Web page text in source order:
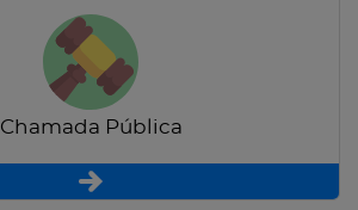
Chamada Pública